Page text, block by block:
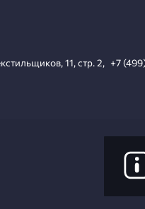
11, стр. 2, +7